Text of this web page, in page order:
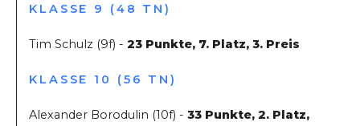
KLASSE 9 (48 TN)
Tim Schulz (9f) - 23 Punkte, 7. Platz, 3. Preis
KLASSE 10 (56 TN)
Alexander Borodulin (10f) - 33 Punkte, 2. Platz,